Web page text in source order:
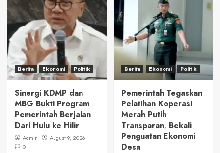
Berita Ekonomi Politik
Sinergi KDMP dan
MBG Bukti Program
Pemerintah Berjalan
Dari Hulu ke Hilir
Admin
August 9, 2026
0
Berita Ekonomi Politik
Pemerintah Tegaskan
Pelatihan Koperasi
Merah Putih
Transparan, Bekali
Penguatan Ekonomi
Desa